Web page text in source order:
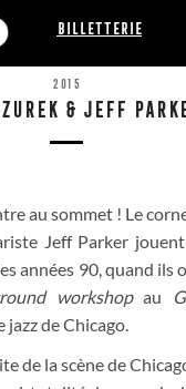
Billetterie
2015
& JEFF
au sommet ! Le
Jeff Parker
années 90, quand ils
workshopau
de Chicago.
de la scène de